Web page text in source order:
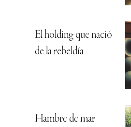
El holding que nació
de la rebeldía
Hambre de mar